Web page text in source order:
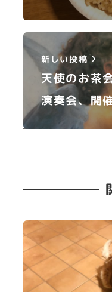
新しい投稿
天使のお茶
演奏会、開